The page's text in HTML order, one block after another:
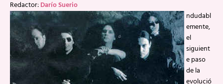
Redactor:Darío Suerio
ndudabl
emente,
el
siguient
e paso
de la